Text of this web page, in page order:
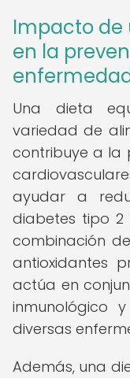
Impacto de
en la
Una dieta
variedad de
contribuye a la
ayudar a
diabetes tipo 2
combinación
antioxidantes
actúa en
inmunológico
diversas
Además, una